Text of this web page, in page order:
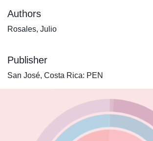
Authors
Rosales, Julio
Publisher
San José, Costa Rica: PEN